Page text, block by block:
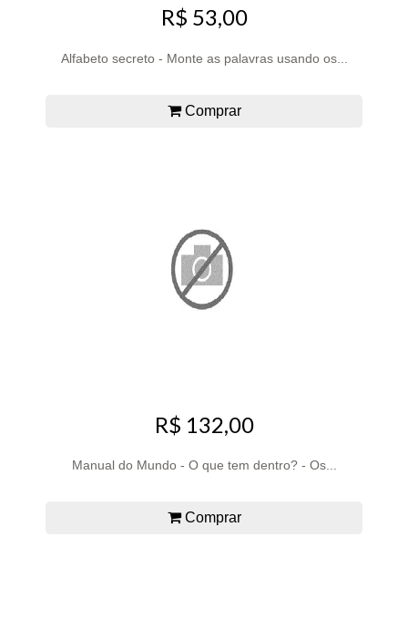
R$ 53,00
Alfabeto secreto - Monte as palavras usando os...
Comprar
R$ 132,00
Manual do Mundo - O que tem dentro? - Os...
Comprar